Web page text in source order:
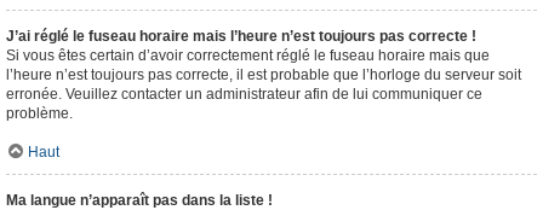
J’ai réglé le fuseau horaire mais l’heure n’est toujours pas correcte !
Si vous êtes certain d’avoir correctement réglé le fuseau horaire mais que
l’heure n’est toujours pas correcte, il est probable que l’horloge du serveur soit
erronée. Veuillez contacter un administrateur afin de lui communiquer ce
problème.
Haut
Ma langue n’apparaît pas dans la liste !